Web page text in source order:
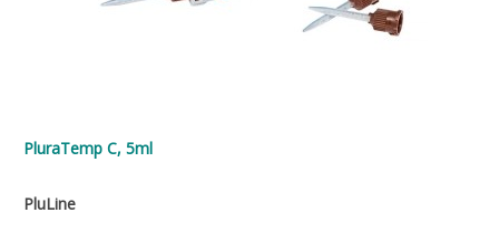
PluraTemp C, 5ml
PluLine